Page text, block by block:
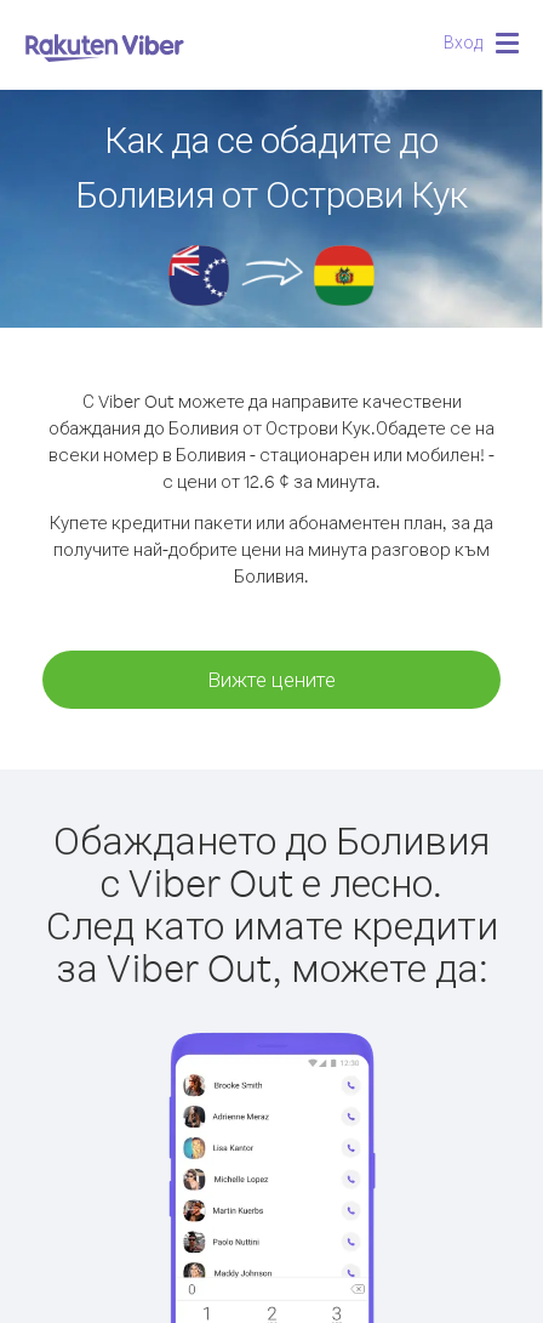
Вход
Как да се обадите до
Боливия от Острови Кук
С Viber Out можете да направите качествени
обаждания до Боливия от Острови Кук.Обадете се на
всеки номер в Боливия - стационарен или мобилен! -
с цени от 12.6 ¢ за минута.
Купете кредитни пакети или абонаментен план, за да
получите най-добрите цени на минута разговор към
Боливия.
Вижте цените
Обаждането до Боливия
с Viber Out е лесно.
След като имате кредити
за Viber Out, можете да: